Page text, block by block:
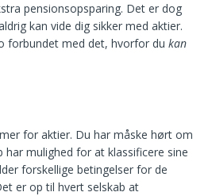
pensionsopsparing. Det er dog
kan vide dig sikker med aktier.
forbundet med det, hvorfor du kan
for aktier. Du har måske hørt om
har mulighed for at klassificere sine
forskellige betingelser for de
er op til hvert selskab at